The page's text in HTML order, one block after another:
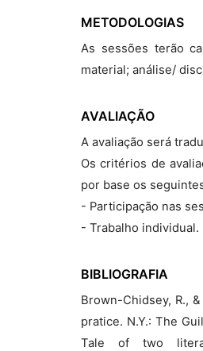
METODOLOGIAS
As sessões terão
material; análise/
AVALIAÇÃO
A avaliação será
Os critérios de
por base os
- Participação nas
- Trabalho individual.
BIBLIOGRAFIA
Brown-Chidsey, R.,
pratice. N.Y.: The
Tale of two